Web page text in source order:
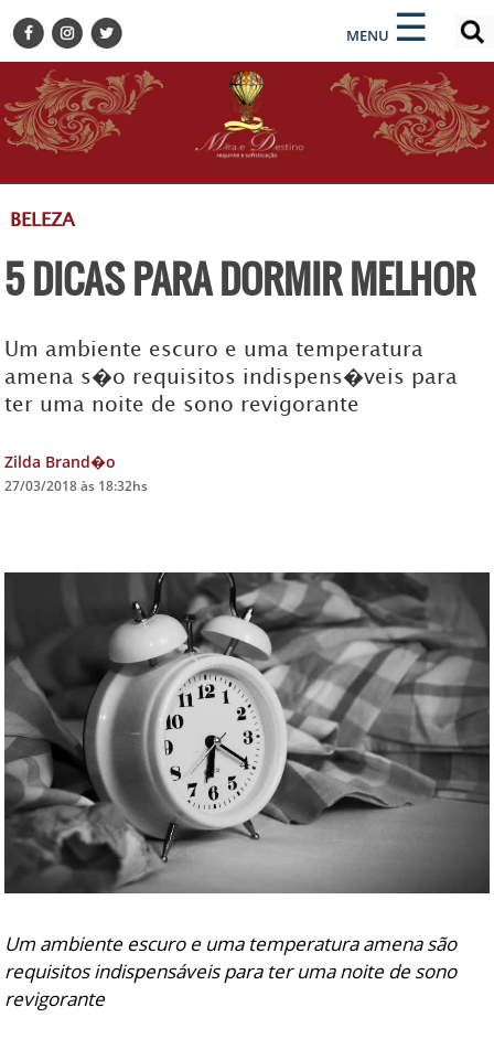
MENU ☰
×
BELEZA
BUSINESS E NEGÓCIOS
CULTURA
DESTINOS
GASTRONOMIA
HOTELARIA
MODA
PETS
SOCIAL
QUEM SOMOS
TV ZILDA BRANDÃO
ÚLTIMAS NOTÍCIAS
FALE CONOSCO
×
ENCONTRE SUA NOTÍCIA
BELEZA
5 DICAS PARA DORMIR MELHOR
Um ambiente escuro e uma temperatura
amena s�o requisitos indispens�veis para
ter uma noite de sono revigorante
Zilda Brand�o
27/03/2018 às 18:32hs
Um ambiente escuro e uma temperatura amena são
requisitos indispensáveis para ter uma noite de sono
revigorante